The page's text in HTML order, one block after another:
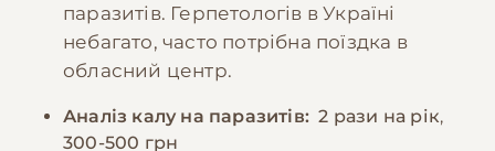
паразитів. Герпетологів в Україні
небагато, часто потрібна поїздка в
обласний центр.
Аналіз калу на паразитів: 2 рази на рік,
300-500 грн